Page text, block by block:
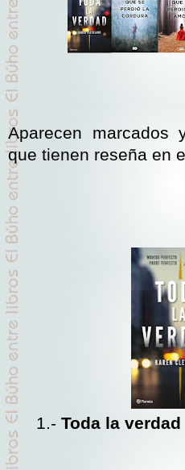
Aparecen marcados
que tienen reseña en
1.- Toda la verdad